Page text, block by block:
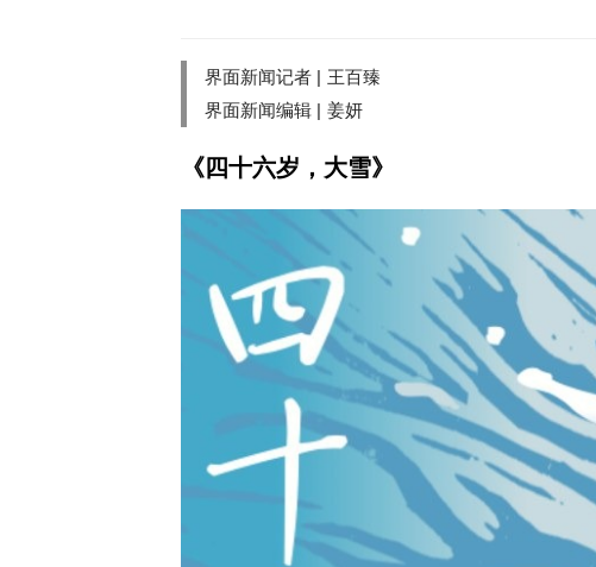
界面新闻记者 | 王百臻
界面新闻编辑 | 姜妍
《四十六岁，大雪》